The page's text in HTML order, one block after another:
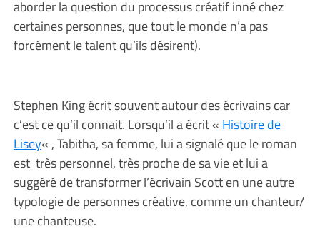
aborder la question du processus créatif inné chez
certaines personnes, que tout le monde n’a pas
forcément le talent qu’ils désirent).
Stephen King écrit souvent autour des écrivains car
c’est ce qu’il connait. Lorsqu’il a écrit « Histoire de
Lisey« , Tabitha, sa femme, lui a signalé que le roman
est très personnel, très proche de sa vie et lui a
suggéré de transformer l’écrivain Scott en une autre
typologie de personnes créative, comme un chanteur/
une chanteuse.